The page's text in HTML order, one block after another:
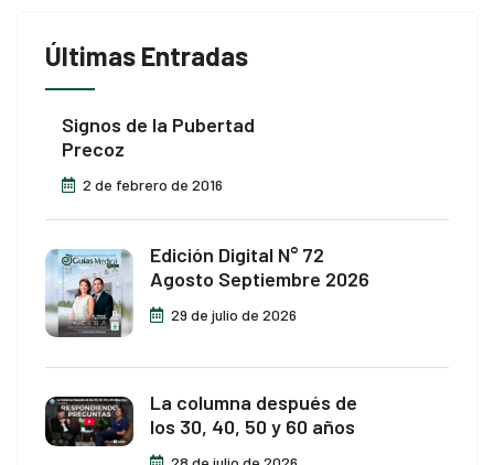
Últimas Entradas
Signos de la Pubertad
Precoz
2 de febrero de 2016
Edición Digital N° 72
Agosto Septiembre 2026
29 de julio de 2026
La columna después de
los 30, 40, 50 y 60 años